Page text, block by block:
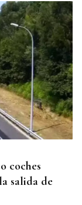
coches
salida de